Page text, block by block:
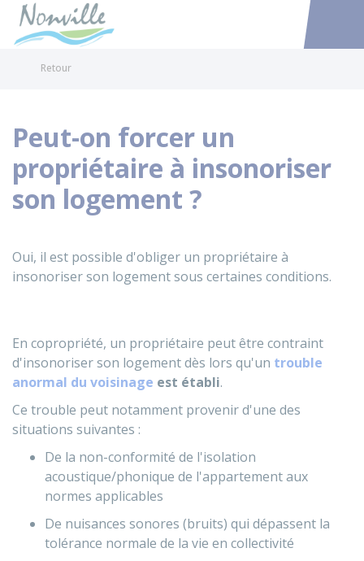
Accéder
Retour
Peut-on forcer un
propriétaire à insonoriser
son logement ?
Oui, il est possible d'obliger un propriétaire à
insonoriser son logement sous certaines conditions.
En copropriété, un propriétaire peut être contraint
d'insonoriser son logement dès lors qu'un trouble
anormal du voisinage est établi.
Ce trouble peut notamment provenir d'une des
situations suivantes :
De la non-conformité de l'isolation
acoustique/phonique de l'appartement aux
normes applicables
De nuisances sonores (bruits) qui dépassent la
tolérance normale de la vie en collectivité